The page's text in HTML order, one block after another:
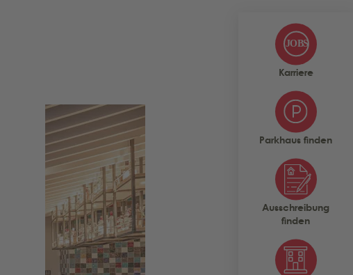
Karriere
Parkhaus finden
Ausschreibung
finden